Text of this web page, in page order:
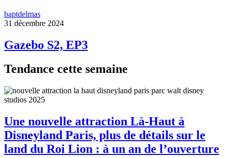
baptdelmas
31 décembre 2024
Gazebo S2, EP3
Tendance cette semaine
Une nouvelle attraction Là-Haut à
Disneyland Paris, plus de détails sur le
land du Roi Lion : à un an de l’ouverture